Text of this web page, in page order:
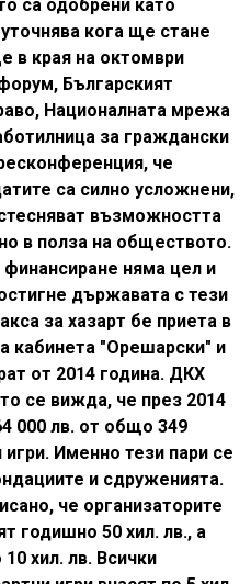
са одобрени като
кога ще стане
в края на октомври
Българският
Националната мрежа
за граждански
че
са силно усложнени,
възможността
в полза на обществото.
няма цел и
държавата с тези
за хазарт бе приета в
кабинета "Орешарски" и
от 2014 година. ДКХ
се вижда, че през 2014
000 лв. от общо 349
игри. Именно тези пари се
и сдруженията.
че организаторите
годишно 50 хил. лв., а
хил. лв. Всички